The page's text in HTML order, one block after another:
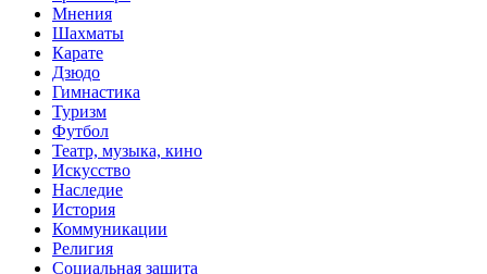
Мнения
Шахматы
Карате
Дзюдо
Гимнастика
Туризм
Футбол
Театр, музыка, кино
Искусство
Наследие
История
Коммуникации
Религия
Социальная защита